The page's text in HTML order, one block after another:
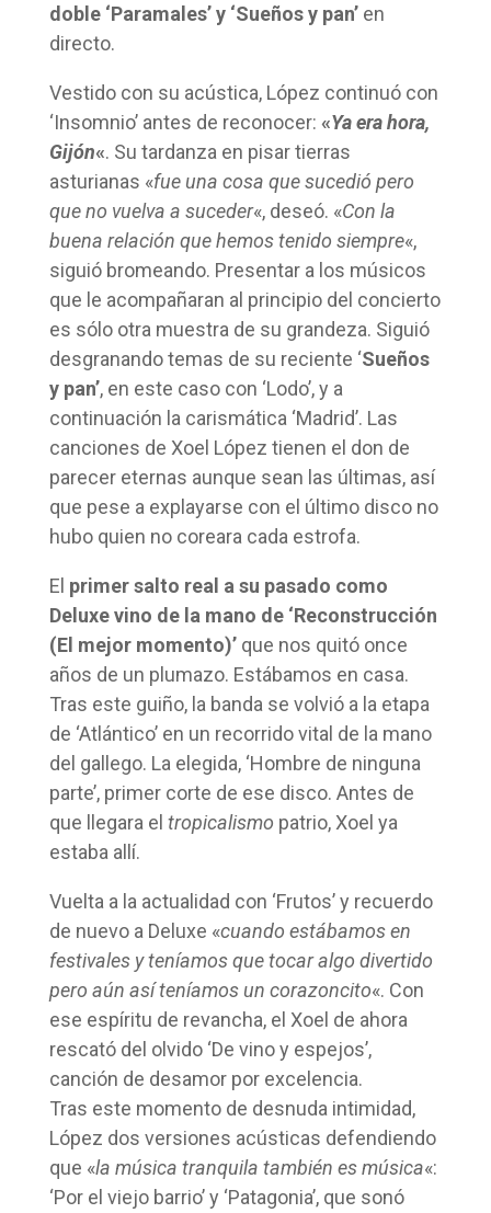
doble ‘Paramales’ y ‘Sueños y pan’en
directo.
Vestido con su acústica, López continuó con
‘Insomnio’ antes de reconocer: «Ya era hora,
Gijón«. Su tardanza en pisar tierras
asturianas «fue una cosa que sucedió pero
que no vuelva a suceder«, deseó. «Con la
buena relación que hemos tenido siempre«,
siguió bromeando. Presentar a los músicos
que le acompañaran al principio del concierto
es sólo otra muestra de su grandeza. Siguió
desgranando temas de su reciente ‘Sueños
y pan’, en este caso con ‘Lodo’, y a
continuación la carismática ‘Madrid’. Las
canciones de Xoel López tienen el don de
parecer eternas aunque sean las últimas, así
que pese a explayarse con el último disco no
hubo quien no coreara cada estrofa.
El primer salto real a su pasado como
Deluxe vino de la mano de ‘Reconstrucción
(El mejor momento)’que nos quitó once
años de un plumazo. Estábamos en casa.
Tras este guiño, la banda se volvió a la etapa
de ‘Atlántico’ en un recorrido vital de la mano
del gallego. La elegida, ‘Hombre de ninguna
parte’, primer corte de ese disco. Antes de
que llegara el tropicalismo patrio, Xoel ya
estaba allí.
Vuelta a la actualidad con ‘Frutos’ y recuerdo
de nuevo a Deluxe «cuando estábamos en
festivales y teníamos que tocar algo divertido
pero aún así teníamos un corazoncito«. Con
ese espíritu de revancha, el Xoel de ahora
rescató del olvido ‘De vino y espejos’,
canción de desamor por excelencia.
Tras este momento de desnuda intimidad,
López dos versiones acústicas defendiendo
que «la música tranquila también es música«:
‘Por el viejo barrio’ y ‘Patagonia’, que sonó